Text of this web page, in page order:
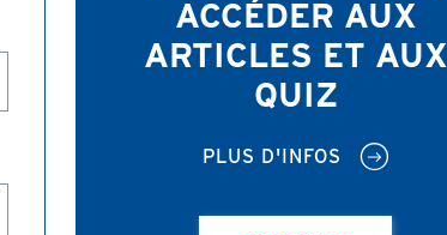
ACCÉDER AUX
ARTICLES ET AUX
QUIZ
PLUS D'INFOS